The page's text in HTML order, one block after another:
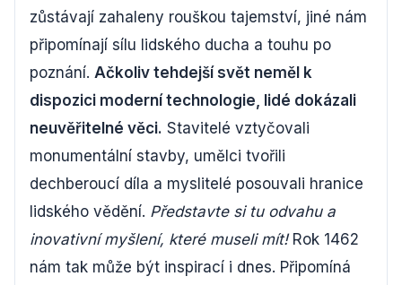
zůstávají zahaleny rouškou tajemství, jiné nám
připomínají sílu lidského ducha a touhu po
poznání. Ačkoliv tehdejší svět neměl k
dispozici moderní technologie, lidé dokázali
neuvěřitelné věci. Stavitelé vztyčovali
monumentální stavby, umělci tvořili
dechberoucí díla a myslitelé posouvali hranice
lidského vědění. Představte si tu odvahu a
inovativní myšlení, které museli mít!Rok 1462
nám tak může být inspirací i dnes. Připomíná